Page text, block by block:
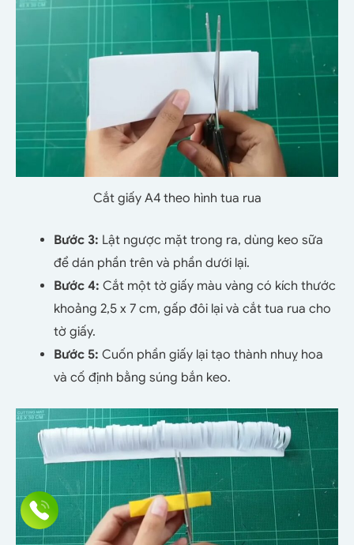
Cắt giấy A4 theo hình tua rua
Bước 3: Lật ngược mặt trong ra, dùng keo sữa
để dán phần trên và phần dưới lại.
Bước 4: Cắt một tờ giấy màu vàng có kích thước
khoảng 2,5 x 7 cm, gấp đôi lại và cắt tua rua cho
tờ giấy.
Bước 5: Cuốn phần giấy lại tạo thành nhuỵ hoa
và cố định bằng súng bắn keo.